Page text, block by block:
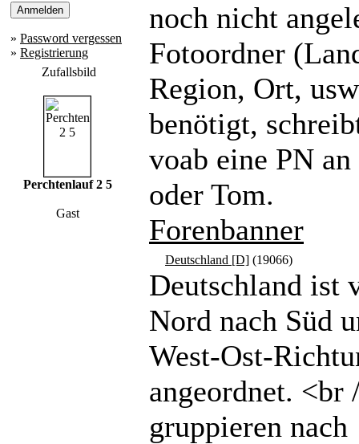
» Password vergessen
» Registrierung
Zufallsbild
Perchtenlauf 2 5
Gast
noch nicht
Fotoordner
Region, Ort,
benötigt,
voab eine PN
oder Tom.
Forenbanner
Deutschland [D] (19066)
Deutschland ist
Nord nach Süd
West-Ost-
angeordnet. <br
gruppieren nach